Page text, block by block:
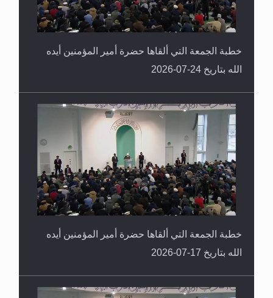
خطبة الجمعة التي ألقاها حضرة أمير المؤمنين أيده
الله بتاريخ 24-07-2026
خطبة الجمعة التي ألقاها حضرة أمير المؤمنين أيده
الله بتاريخ 17-07-2026